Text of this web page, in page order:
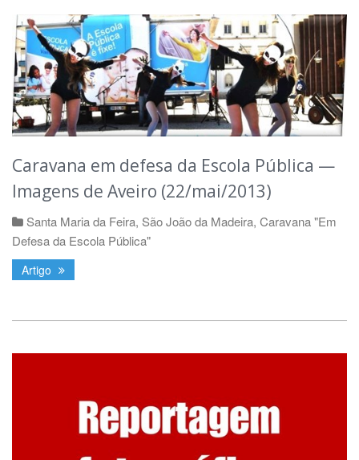
Caravana em defesa da Escola Pública —
Imagens de Aveiro (22/mai/2013)
Santa Maria da Feira, São João da Madeira, Caravana "Em
Defesa da Escola Pública"
Artigo